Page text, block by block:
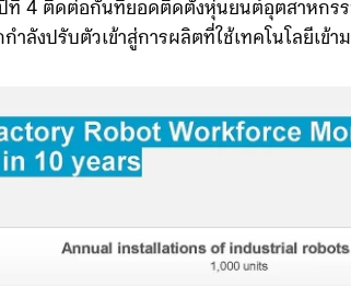
ยนต์อุตสาหกรรมทั่วโลกประมาณ 542,000
ที่ 4 ติดต่อกันที่ยอดติดตั้งหุ่นยนต์อุตสาหกรร